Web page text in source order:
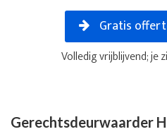
Gratis
Volledig vrijblijvend; je
Gerechtsdeurwaarder